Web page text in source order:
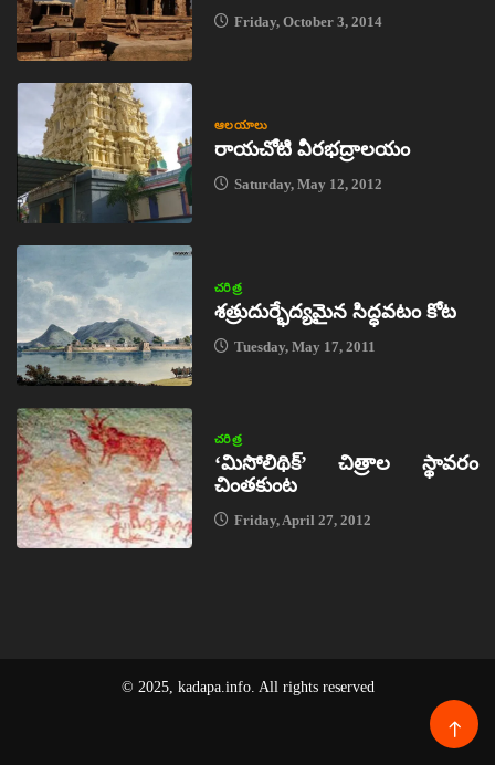
Friday, October 3, 2014
ఆలయాలు
రాయచోటి వీరభద్రాలయం
Saturday, May 12, 2012
చరిత్ర
శత్రుదుర్భేద్యమైన సిద్ధవటం కోట
Tuesday, May 17, 2011
చరిత్ర
‘మిసోలిథిక్‌’ చిత్రాల స్థావరం
చింతకుంట
Friday, April 27, 2012
© 2025, kadapa.info. All rights reserved